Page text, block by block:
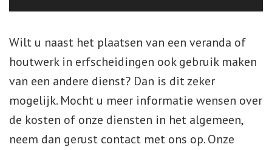
Wilt u naast het plaatsen van een veranda of
houtwerk in erfscheidingen ook gebruik maken
van een andere dienst? Dan is dit zeker
mogelijk. Mocht u meer informatie wensen over
de kosten of onze diensten in het algemeen,
neem dan gerust contact met ons op. Onze